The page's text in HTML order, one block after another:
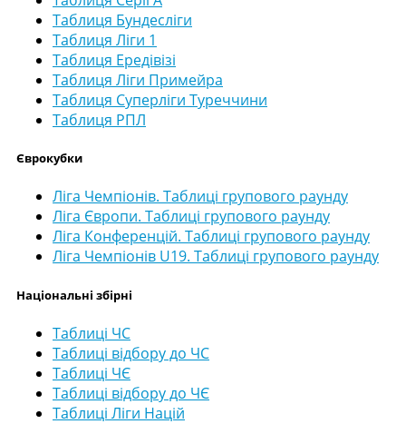
Таблиця Бундесліги
Таблиця Ліги 1
Таблиця Ередівізі
Таблиця Ліги Примейра
Таблиця Суперліги Туреччини
Таблиця РПЛ
Єврокубки
Ліга Чемпіонів. Таблиці групового раунду
Ліга Європи. Таблиці групового раунду
Ліга Конференцій. Таблиці групового раунду
Ліга Чемпіонів U19. Таблиці групового раунду
Національні збірні
Таблиці ЧС
Таблиці відбору до ЧС
Таблиці ЧЄ
Таблиці відбору до ЧЄ
Таблиці Ліги Націй